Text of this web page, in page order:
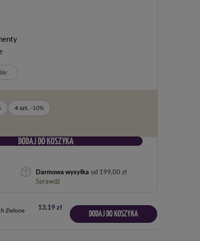
4 szt. -10%
DODAJ DO KOSZYKA
Darmowa wysyłka od 199,00 zł
Sprawdź
Zielone
13,19 zł
DODAJ DO KOSZYKA